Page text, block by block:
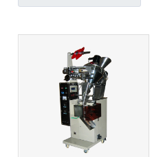
扎口机
保鲜膜封接机
膏状自动包装机
颗粒自动包装机
M折自动包装机
片剂自动包装机